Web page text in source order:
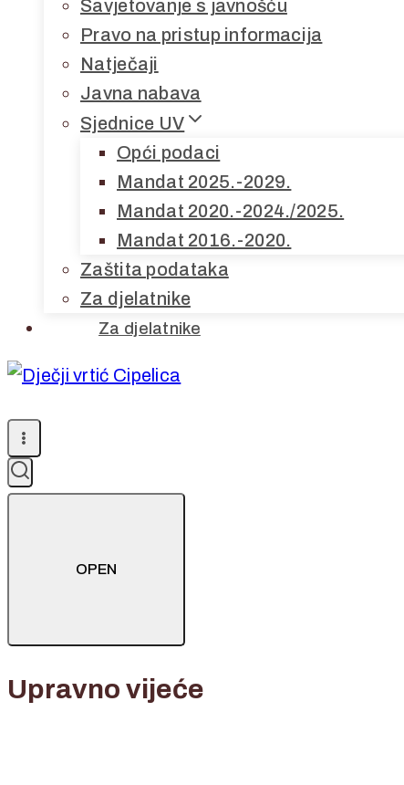
Savjetovanje s javnošću
Pravo na pristup informacija
Natječaji
Javna nabava
Sjednice UV
Opći podaci
Mandat 2025.-2029.
Mandat 2020.-2024./2025.
Mandat 2016.-2020.
Zaštita podataka
Za djelatnike
Za djelatnike
OPEN
Upravno vijeće